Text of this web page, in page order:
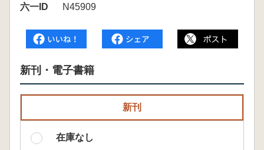
六一ID
N45909
新刊・電子書籍
新刊
在庫なし